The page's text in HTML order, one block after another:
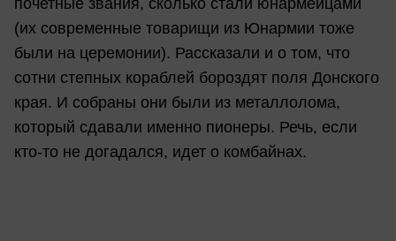
почетные звания, сколько стали юнармейцами
(их современные товарищи из Юнармии тоже
были на церемонии). Рассказали и о том, что
сотни степных кораблей бороздят поля Донского
края. И собраны они были из металлолома,
который сдавали именно пионеры. Речь, если
кто-то не догадался, идет о комбайнах.